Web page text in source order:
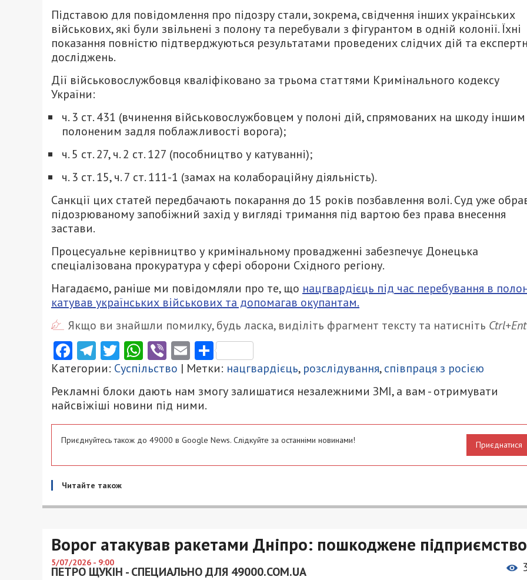
Підставою для повідомлення про підозру стали, зокрема, свідчення інших українських
військових, які були звільнені з полону та перебували з фігурантом в одній колонії. Їхні
показання повністю підтверджуються результатами проведених слідчих дій та
досліджень.
Дії військовослужбовця кваліфіковано за трьома статтями Кримінального кодексу
України:
ч. 3 ст. 431 (вчинення військовослужбовцем у полоні дій, спрямованих на шкоду іншим
полоненим задля поблажливості ворога);
ч. 5 ст. 27, ч. 2 ст. 127 (пособництво у катуванні);
ч. 3 ст. 15, ч. 7 ст. 111-1 (замах на колабораційну діяльність).
Санкції цих статей передбачають покарання до 15 років позбавлення волі. Суд уже
підозрюваному запобіжний захід у вигляді тримання під вартою без права внесення
застави.
Процесуальне керівництво у кримінальному провадженні забезпечує Донецька
спеціалізована прокуратура у сфері оборони Східного регіону.
Нагадаємо, раніше ми повідомляли про те, що нацгвардієць під час перебування в
катував українських військових та допомагав окупантам.
Якщо ви знайшли помилку, будь ласка, виділіть фрагмент тексту та натисніть
Facebook
Telegram
Twitter
WhatsApp
ViberEmailПоділитися
Категории: Суспільство | Метки: нацгвардієць, розслідування,співпраця з росією
Рекламні блоки дають нам змогу залишатися незалежними ЗМІ, а вам - отримувати
найсвіжіші новини під ними.
Приєднуйтесь також до 49000 в Google News. Слідкуйте за останніми новинами! Приєднатися
Читайте також
Ворог атакував ракетами Дніпро: пошкоджене підприємство
5/07/2026 - 9:00
ПЕТРО ЩУКІН - СПЕЦИАЛЬНО ДЛЯ 49000.COM.UA